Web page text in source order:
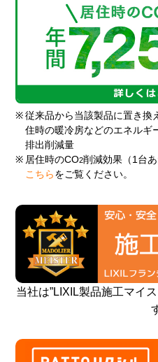
※ 従来品から当該製品に置き換
住時の暖冷房などのエネルギ
排出削減量
※ 居住時のCO2削減効果（1台
こちら をご覧ください。
当社は”LIXIL製品施工マイ